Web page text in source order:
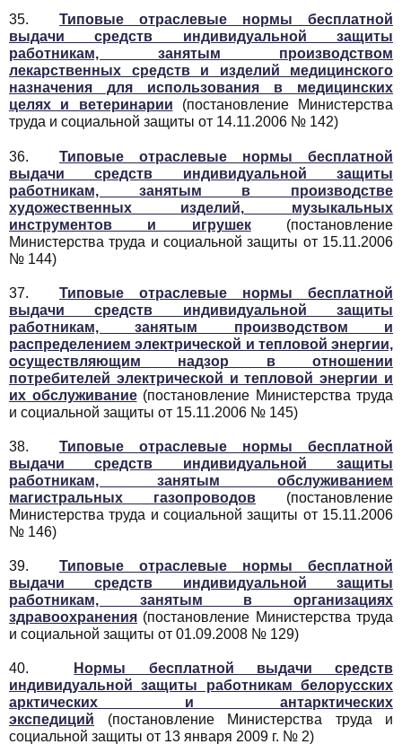
35. Типовые отраслевые нормы бесплатной
выдачи средств индивидуальной защиты
работникам, занятым производством
лекарственных средств и изделий медицинского
назначения для использования в медицинских
целях и ветеринарии (постановление Министерства
труда и социальной защиты от 14.11.2006 № 142)
36. Типовые отраслевые нормы бесплатной
выдачи средств индивидуальной защиты
работникам, занятым в производстве
художественных изделий, музыкальных
инструментов и игрушек(постановление
Министерства труда и социальной защиты от 15.11.2006
№ 144)
37. Типовые отраслевые нормы бесплатной
выдачи средств индивидуальной защиты
работникам, занятым производством и
распределением электрической и тепловой энергии,
осуществляющим надзор в отношении
потребителей электрической и тепловой энергии и
их обслуживание(постановление Министерства труда
и социальной защиты от 15.11.2006 № 145)
38. Типовые отраслевые нормы бесплатной
выдачи средств индивидуальной защиты
работникам, занятым обслуживанием
магистральных газопроводов (постановление
Министерства труда и социальной защиты от 15.11.2006
№ 146)
39. Типовые отраслевые нормы бесплатной
выдачи средств индивидуальной защиты
работникам, занятым в организациях
здравоохранения (постановление Министерства труда
и социальной защиты от 01.09.2008 № 129)
40.
Нормы бесплатной выдачи средств
индивидуальной защиты работникам белорусских
арктических и антарктических
экспедиций (постановление Министерства труда и
социальной защиты от 13 января 2009 г. № 2)